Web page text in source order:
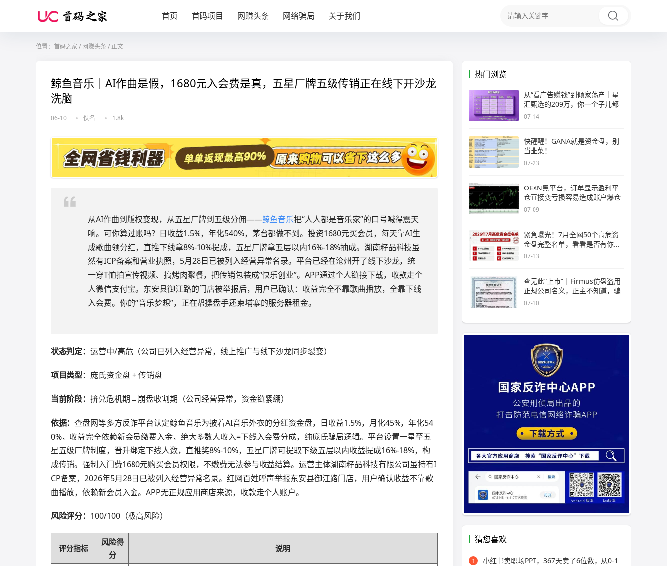
首页 首码项目 网赚头条 网络骗局 关于我们
位置： 首码之家 / 网赚头条 /正文
鲸鱼音乐｜AI作曲是假，1680元入会费是真，五星厂牌五级传销正在线下开沙龙
洗脑
06-10 佚名 1.8k
从AI作曲到版权变现，从五星厂牌到五级分佣——鲸鱼音乐把“人人都是音乐家”的口号喊得震天
响。可你算过账吗？日收益1.5%，年化540%，茅台都做不到。投资1680元买会员，每天靠AI生
成歌曲领分红，直推下线拿8%-10%提成，五星厂牌拿五层以内16%-18%抽成。湖南籽品科技虽
然有ICP备案和营业执照，5月28日已被列入经营异常名录。平台已经在沧州开了线下沙龙，统
一穿T恤拍宣传视频、搞烤肉聚餐，把传销包装成“快乐创业”。APP通过个人链接下载，收款走个
人微信支付宝。东安县御江路的门店被举报后，用户已确认：收益完全不靠歌曲播放，全靠下线
入会费。你的“音乐梦想”，正在帮操盘手还柬埔寨的服务器租金。
状态判定： 运营中/高危（公司已列入经营异常，线上推广与线下沙龙同步裂变）
项目类型： 庞氏资金盘 + 传销盘
当前阶段： 挤兑危机期→崩盘收割期（公司经营异常，资金链紧绷）
依据： 查盘网等多方反诈平台认定鲸鱼音乐为披着AI音乐外衣的分红资金盘，日收益1.5%，月化45%，年化54
0%，收益完全依赖新会员缴费入金，绝大多数人收入=下线入会费分成，纯庞氏骗局逻辑。平台设置一星至五
星五级厂牌制度，晋升绑定下线人数，直推奖8%-10%，五星厂牌可提取下级五层以内收益提成16%-18%，构
成传销。强制入门费1680元购买会员权限，不缴费无法参与收益结算。运营主体湖南籽品科技有限公司虽持有I
CP备案，2026年5月28日已被列入经营异常名录。红网百姓呼声举报东安县御江路门店，用户确认收益不靠歌
曲播放，依赖新会员入金。APP无正规应用商店来源，收款走个人账户。
风险评分： 100/100（极高风险）
评分指标
风险得
分
说明
热门浏览
从“看广告赚钱”到倾家荡产｜星
汇甄选的209万，你一个子儿都
07-14
快醒醒！GANA就是资金盘，别
当韭菜！
07-23
OEXN黑平台，订单显示盈利平
仓直接变亏损容易造成账户爆仓
07-09
紧急曝光！7月全网50个高危资
金盘完整名单，看看是否有你正
在
07-13
查无此“上市”｜Firmus仿盘盗用
正规公司名义，正主不知道，骗
07-10
猜您喜欢
1
小红书卖职场PPT，367天卖了6位数，从0-1